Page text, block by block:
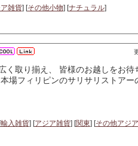
雑貨] [その他小物] [ナチュラル]
く取り揃え、 皆様のお越しをお
場フィリピンのサリサリストア
輸入雑貨] [アジア雑貨] [関東] [その他アジ